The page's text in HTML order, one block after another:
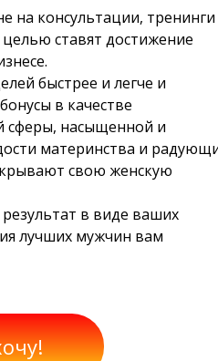
на консультации, тренинги
ставят достижение
быстрее и легче и
в качестве
сферы, насыщенной и
материнства и
свою женскую
в виде ваших
лучших мужчин вам